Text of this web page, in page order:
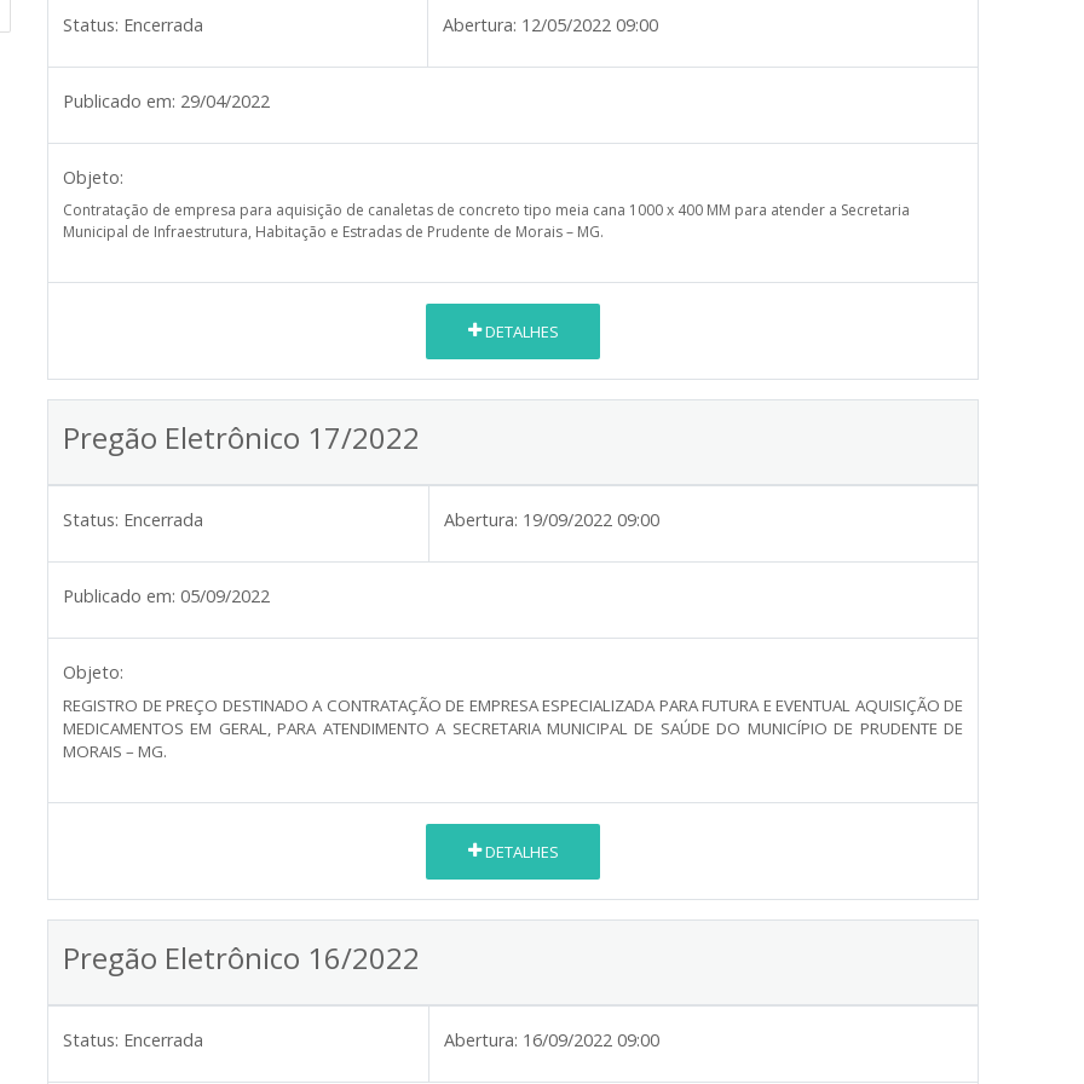
Status: Encerrada Abertura: 12/05/2022 09:00
Publicado em: 29/04/2022
Objeto:
Contratação de empresa para aquisição de canaletas de concreto tipo meia cana 1000 x 400 MM para atender a Secretaria
Municipal de Infraestrutura, Habitação e Estradas de Prudente de Morais – MG.
DETALHES
Pregão Eletrônico 17/2022
Status: Encerrada Abertura: 19/09/2022 09:00
Publicado em: 05/09/2022
Objeto:
REGISTRO DE PREÇO DESTINADO A CONTRATAÇÃO DE EMPRESA ESPECIALIZADA PARA FUTURA E EVENTUAL AQUISIÇÃO DE
MEDICAMENTOS EM GERAL, PARA ATENDIMENTO A SECRETARIA MUNICIPAL DE SAÚDE DO MUNICÍPIO DE PRUDENTE DE
MORAIS – MG.
DETALHES
Pregão Eletrônico 16/2022
Status: Encerrada Abertura: 16/09/2022 09:00